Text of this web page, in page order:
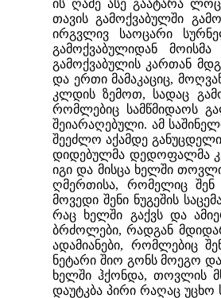
ის ღამე ასე გაატარა
თავის გამოქვაბულში
ირგვლივ საოცარი
გამოქვაბულიდან
გამოქვაბულის კართან
და ერთი მამაკაციც,
კლდის ზემოთ, სადაც
რომლებიც სამწმიდაოს
შეიარაღებული. ამ
შეეძლო აქამდე
დიდებულმა დედოფალმა
იგი და მისცა ხელში
ღმერთისა, რომელიც შენ
მოვედი შენი ნუგეშის
რაც ხელში გაქვს და
ბრძოლები, რადგან
ადამიანები, რომლებიც
ნეტარი შიო გონს მოეგო და
ხელში ჰქონდა, თოვლის
დაუტკბა პირი რაღაც